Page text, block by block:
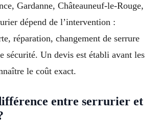
Gardanne, Châteauneuf-le-Rouge,
dépend de l’intervention :
réparation, changement de serrure
sécurité. Un devis est établi avant les
le coût exact.
entre serrurier et